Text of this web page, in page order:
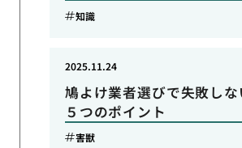
知識
鳩よけ業者選びで失敗しな
５つのポイント
2025.11.24
害獣